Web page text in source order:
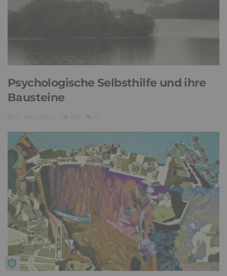
Psychologische Selbsthilfe und ihre
Bausteine